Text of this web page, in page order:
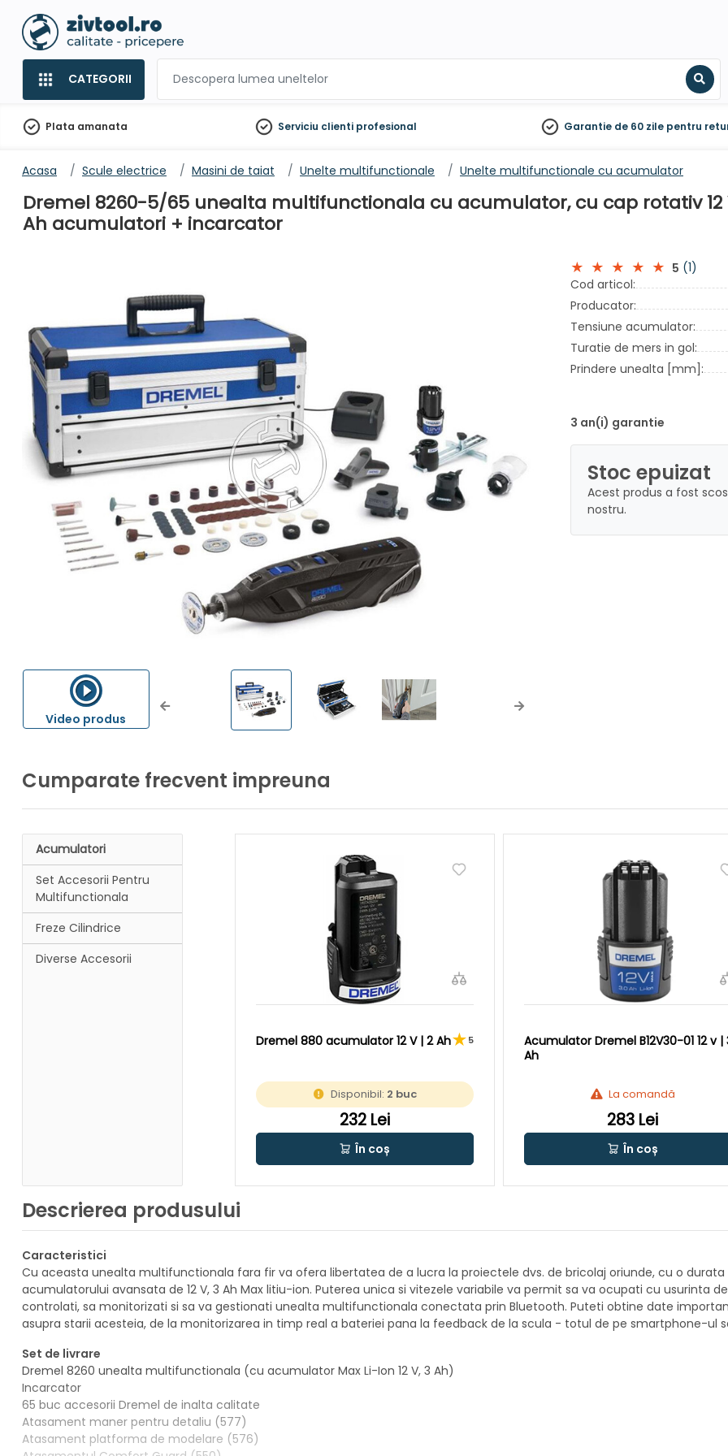
CATEGORII
Plata amanata Serviciu clienti profesional Garantie de 60 zile pentru
Acasa Scule electrice Masini de taiat Unelte multifunctionale Unelte multifunctionale cu acumulator
Dremel 8260-5/65 unealta multifunctionala cu acumulator, cu cap rotativ 12 V
Ah acumulatori + incarcator
Video produs Previous Next
5 (1)
Cod articol:
Producator:
Tensiune acumulator:
Turatie de mers in gol:
Prindere unealta [mm]:
3 an(i) garantie
Stoc epuizat
Acest produs a fost
nostru.
Cumparate frecvent impreuna
Acumulatori
Set Accesorii Pentru
Multifunctionala
Freze Cilindrice
Diverse Accesorii
Dremel 880 acumulator 12 V | 2 Ah 5
Disponibil: 2 buc
232 Lei
În coș
Acumulator Dremel B12V30-01 12 v |
Ah
La comandă
283 Lei
În coș
Descrierea produsului
Caracteristici
Cu aceasta unealta multifunctionala fara fir va ofera libertatea de a lucra la proiectele dvs. de bricolaj oriunde, cu o
acumulatorului avansata de 12 V, 3 Ah Max litiu-ion. Puterea unica si vitezele variabile va permit sa va ocupati cu usurinta
controlati, sa monitorizati si sa va gestionati unealta multifunctionala conectata prin Bluetooth. Puteti obtine date
asupra starii acesteia, de la monitorizarea in timp real a bateriei pana la feedback de la scula - totul de pe smartphone-ul
Set de livrare
Dremel 8260 unealta multifunctionala (cu acumulator Max Li-Ion 12 V, 3 Ah)
Incarcator
65 buc accesorii Dremel de inalta calitate
Atasament maner pentru detaliu (577)
Atasament platforma de modelare (576)